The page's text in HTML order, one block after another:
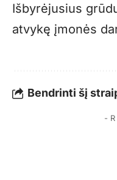
Išbyrėjusius
atvykę įmonės
Bendrinti šį
-